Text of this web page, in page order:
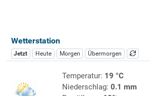
Wetterstation
Jetzt Heute Morgen Übermorgen
Temperatur: 19 °C
Niederschlag: 0.1 mm